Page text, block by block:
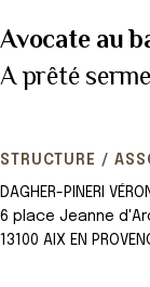
Avocate au
A prêté
STRUCTURE /
DAGHER-PINERI
6 place Jeanne
13100 AIX EN